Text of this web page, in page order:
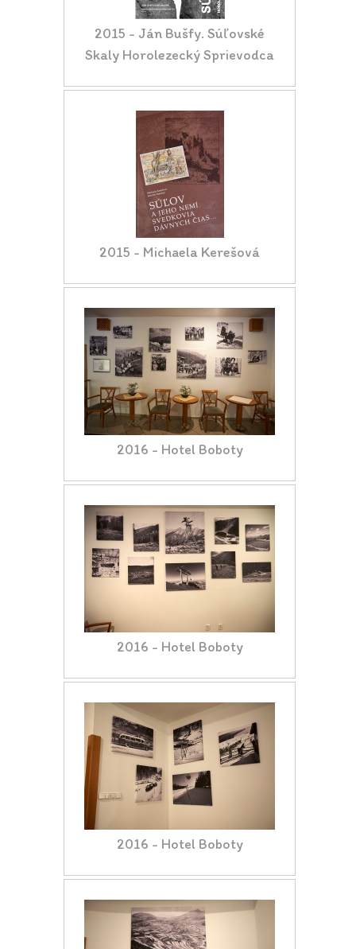
2015 - Ján Bušfy. Súľovské
Skaly Horolezecký Sprievodca
2015 - Michaela Kerešová
2016 - Hotel Boboty
2016 - Hotel Boboty
2016 - Hotel Boboty